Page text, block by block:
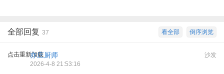
倒序浏览
看全部
全部回复 37
点击重新加载 沙发
亦庄厨师
2026-4-8 21:53:16